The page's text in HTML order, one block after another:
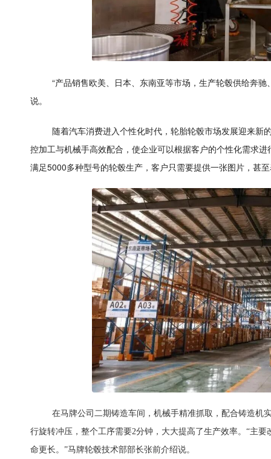
“产品销售欧美、日本、东南亚等市场，生产轮毂供给奔
说。
随着汽车消费进入个性化时代，轮胎轮毂市场发展迎来新
控加工与机械手高效配合，使企业可以根据客户的个性化需求
满足5000多种型号的轮毂生产，客户只需要提供一张图片，甚
在马牌公司二期铸造车间，机械手精准抓取，配合铸造机
行旋转冲压，整个工序需要2分钟，大大提高了生产效率。“主
命更长。”马牌轮毂技术部部长张前介绍说。